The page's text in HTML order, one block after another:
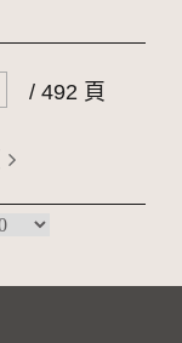
/ 492 頁